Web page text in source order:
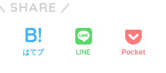
SHARE
はてブ LINE Pocket